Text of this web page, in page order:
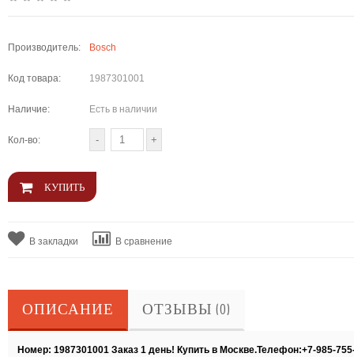
Производитель: Bosch
Код товара: 1987301001
Наличие: Есть в наличии
Кол-во:
В закладки В сравнение
ОПИСАНИЕ ОТЗЫВЫ (0)
Номер: 1987301001 Заказ 1 день! Купить в Москве.Телефон:+7-985-